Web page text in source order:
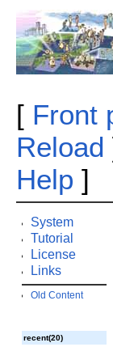
[ Front
Reload
Help ]
System
Tutorial
License
Links
Old Content
recent(20)